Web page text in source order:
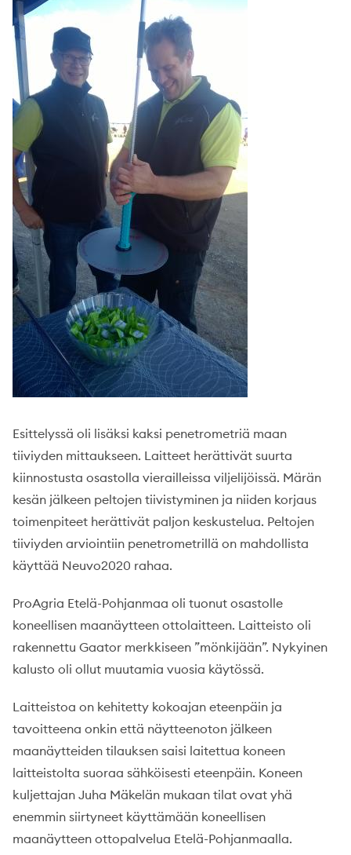
Esittelyssä oli lisäksi kaksi penetrometriä maan
tiiviyden mittaukseen. Laitteet herättivät suurta
kiinnostusta osastolla vierailleissa viljelijöissä. Märän
kesän jälkeen peltojen tiivistyminen ja niiden korjaus
toimenpiteet herättivät paljon keskustelua. Peltojen
tiiviyden arviointiin penetrometrillä on mahdollista
käyttää Neuvo2020 rahaa.
ProAgria Etelä-Pohjanmaa oli tuonut osastolle
koneellisen maanäytteen ottolaitteen. Laitteisto oli
rakennettu Gaator merkkiseen ”mönkijään”. Nykyinen
kalusto oli ollut muutamia vuosia käytössä.
Laitteistoa on kehitetty kokoajan eteenpäin ja
tavoitteena onkin että näytteenoton jälkeen
maanäytteiden tilauksen saisi laitettua koneen
laitteistolta suoraa sähköisesti eteenpäin. Koneen
kuljettajan Juha Mäkelän mukaan tilat ovat yhä
enemmin siirtyneet käyttämään koneellisen
maanäytteen ottopalvelua Etelä-Pohjanmaalla.